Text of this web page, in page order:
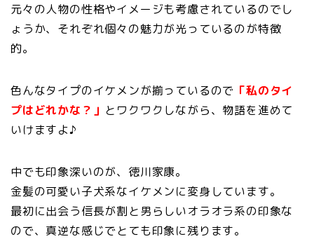
元々の人物の性格やイメージも考慮されているのでし
ょうか、それぞれ個々の魅力が光っているのが特徴
的。
色んなタイプのイケメンが揃っているので 「私のタイ
プはどれかな？」 とワクワクしながら、物語を進めて
いけますよ♪
中でも印象深いのが、徳川家康。
金髪の可愛い子犬系なイケメンに変身しています。
最初に出会う信長が割と男らしいオラオラ系の印象な
ので、真逆な感じでとても印象に残ります。